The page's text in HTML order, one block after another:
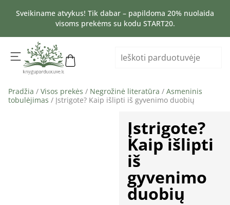
Sveikiname atvykus! Tik dabar – papildoma 20% nuolaida
visoms prekėms su kodu START20.
Pradžia / Visos prekės / Negrožinė literatūra / Asmeninis
tobulėjimas / Įstrigote? Kaip išlipti iš gyvenimo duobių
Įstrigote?
Kaip išlipti
iš
gyvenimo
duobių